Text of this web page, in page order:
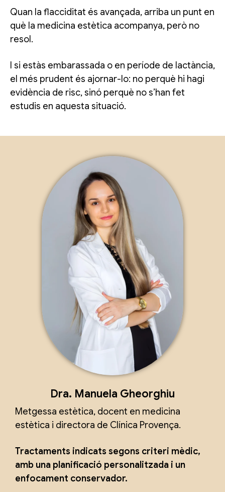
Quan la flacciditat és avançada, arriba un punt en
què la medicina estètica acompanya, però no
resol.
I si estàs embarassada o en període de lactància,
el més prudent és ajornar-lo: no perquè hi hagi
evidència de risc, sinó perquè no s’han fet
estudis en aquesta situació.
Dra. Manuela Gheorghiu
Metgessa estètica, docent en medicina
estètica i directora de Clínica Provença.
Tractaments indicats segons criteri mèdic,
amb una planificació personalitzada i un
enfocament conservador.